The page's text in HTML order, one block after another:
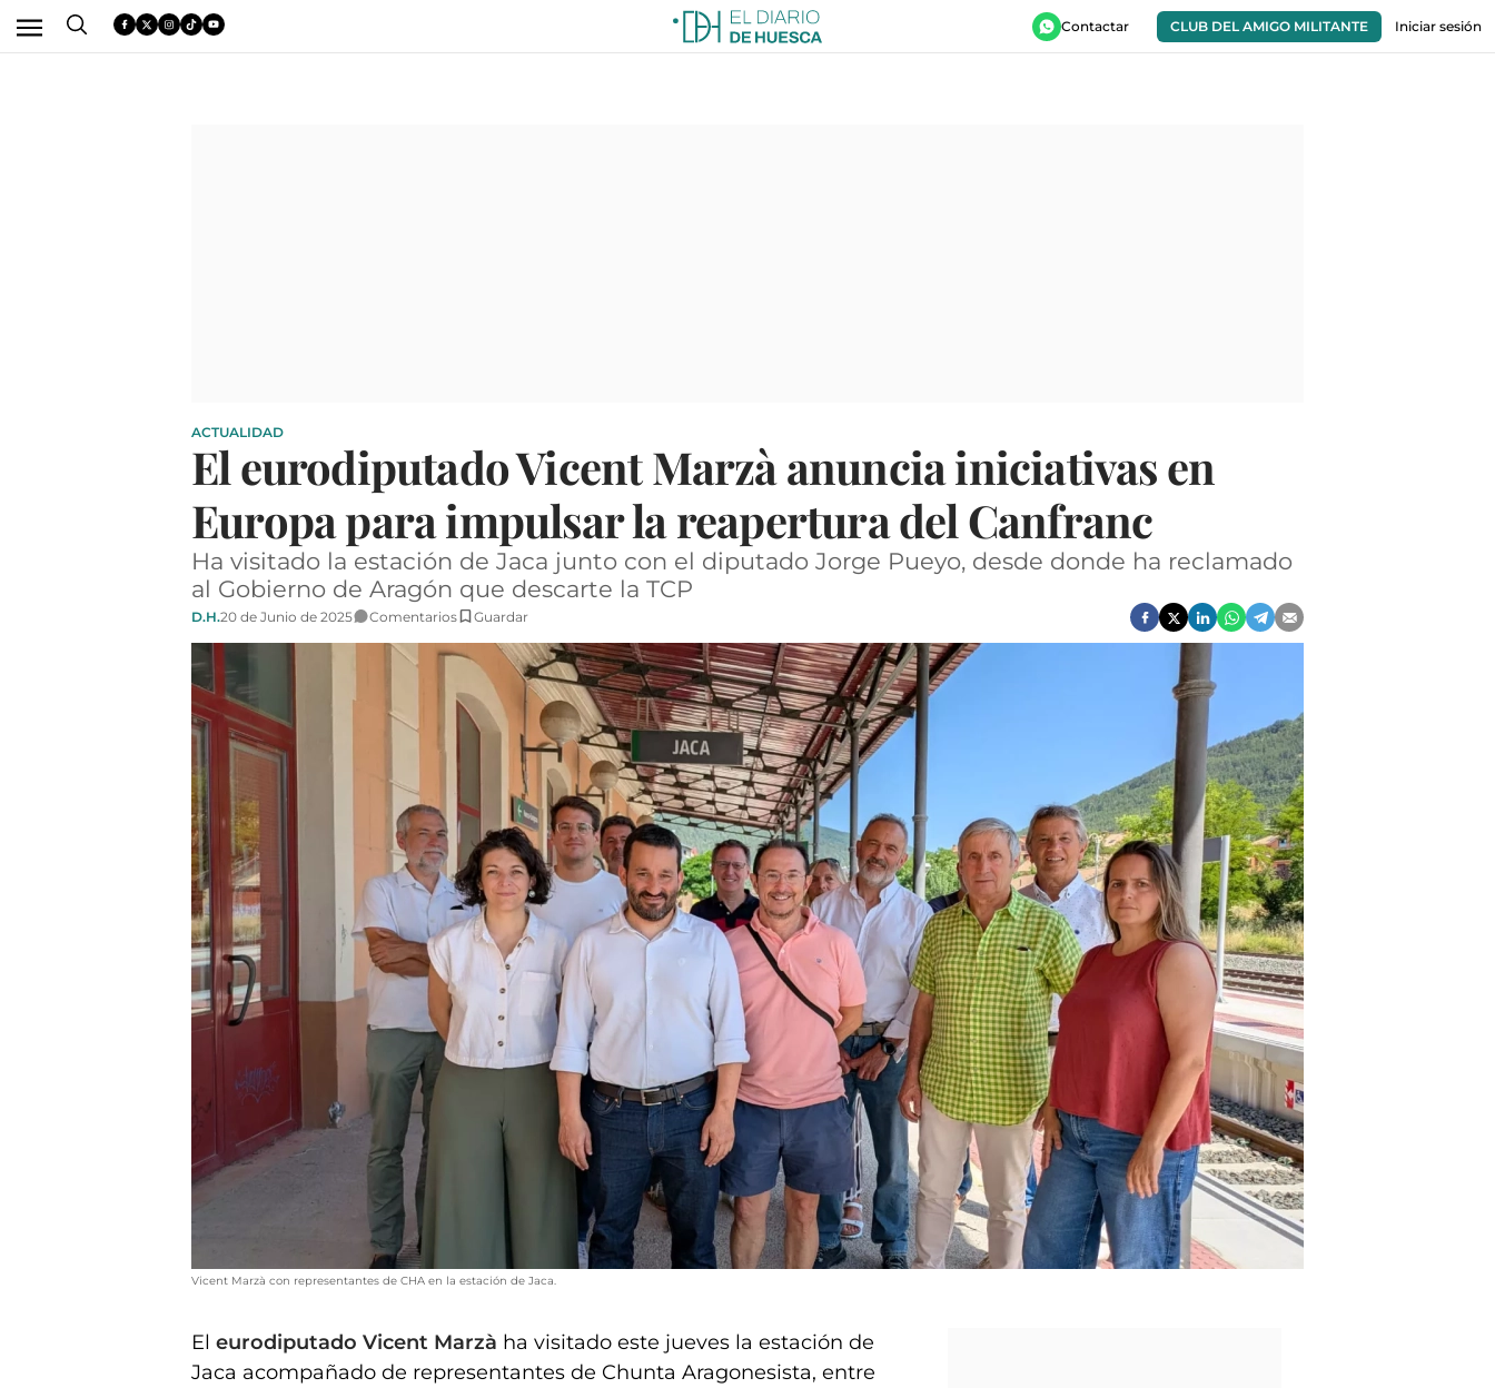
Contactar CLUB DEL AMIGO MILITANTE Iniciar sesión
ACTUALIDAD
El eurodiputado Vicent Marzà anuncia iniciativas en
Europa para impulsar la reapertura del Canfranc
Ha visitado la estación de Jaca junto con el diputado Jorge Pueyo, desde donde ha reclamado
al Gobierno de Aragón que descarte la TCP
D.H.20 de Junio de 2025 Comentarios Guardar
Vicent Marzà con representantes de CHA en la estación de Jaca.
El eurodiputado Vicent Marzà ha visitado este jueves la estación de
Jaca acompañado de representantes de Chunta Aragonesista, entre